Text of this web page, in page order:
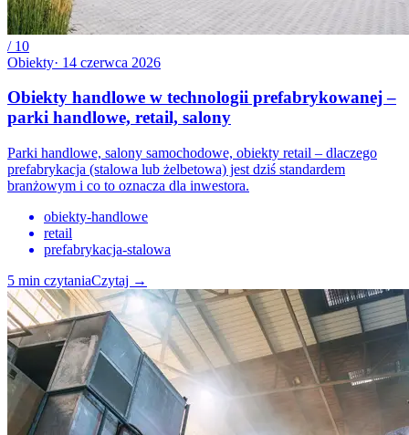
/ 10
Obiekty· 14 czerwca 2026
Obiekty handlowe w technologii prefabrykowanej –
parki handlowe, retail, salony
Parki handlowe, salony samochodowe, obiekty retail – dlaczego
prefabrykacja (stalowa lub żelbetowa) jest dziś standardem
branżowym i co to oznacza dla inwestora.
obiekty-handlowe
retail
prefabrykacja-stalowa
5 min czytaniaCzytaj →